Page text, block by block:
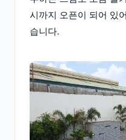
시까지 오픈이 되어 있
습니다.